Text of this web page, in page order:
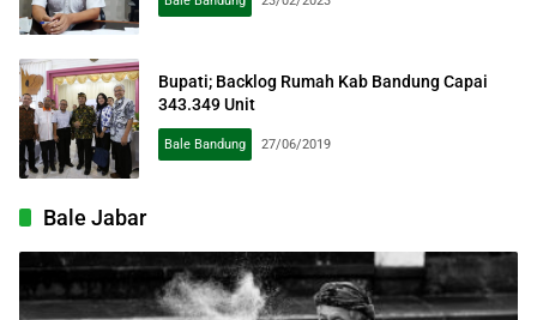
Bupati; Backlog Rumah Kab Bandung Capai
343.349 Unit
Bale Bandung 27/06/2019
Bale Jabar